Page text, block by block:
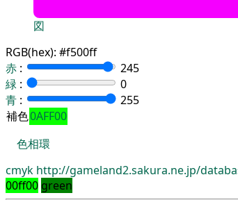
図
RGB(hex): #f500ff
赤 :
245
緑 :
0
青 :
255
補色0AFF00
色相環
cmyk http://gameland2.sakura.ne.jp/
00ff00 green